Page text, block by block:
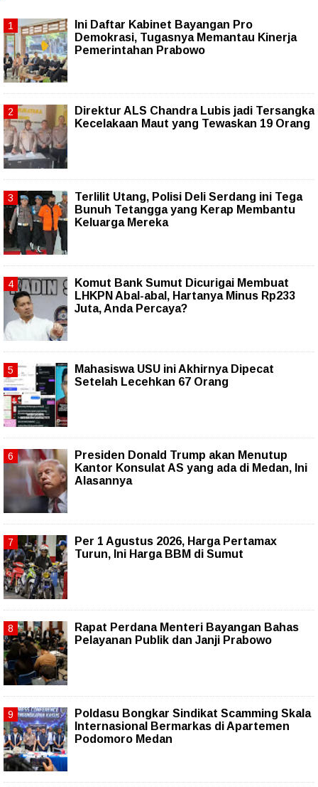
Ini Daftar Kabinet Bayangan Pro
Demokrasi, Tugasnya Memantau Kinerja
Pemerintahan Prabowo
Direktur ALS Chandra Lubis jadi Tersangka
Kecelakaan Maut yang Tewaskan 19 Orang
Terlilit Utang, Polisi Deli Serdang ini Tega
Bunuh Tetangga yang Kerap Membantu
Keluarga Mereka
Komut Bank Sumut Dicurigai Membuat
LHKPN Abal-abal, Hartanya Minus Rp233
Juta, Anda Percaya?
Mahasiswa USU ini Akhirnya Dipecat
Setelah Lecehkan 67 Orang
Presiden Donald Trump akan Menutup
Kantor Konsulat AS yang ada di Medan, Ini
Alasannya
Per 1 Agustus 2026, Harga Pertamax
Turun, Ini Harga BBM di Sumut
Rapat Perdana Menteri Bayangan Bahas
Pelayanan Publik dan Janji Prabowo
Poldasu Bongkar Sindikat Scamming Skala
Internasional Bermarkas di Apartemen
Podomoro Medan